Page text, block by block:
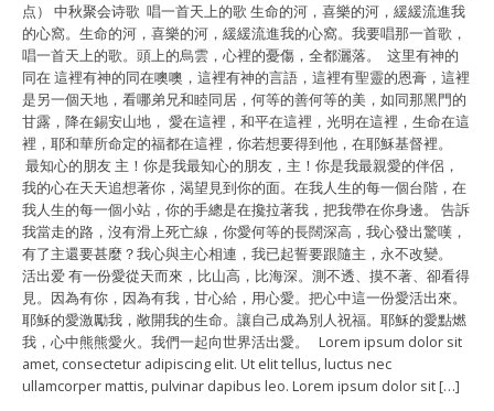
点） 中秋聚会诗歌 唱一首天上的歌 生命的河，喜樂的河，緩緩流進我
的心窩。生命的河，喜樂的河，緩緩流進我的心窩。我要唱那一首歌，
唱一首天上的歌。頭上的烏雲，心裡的憂傷，全都灑落。 这里有神的
同在 這裡有神的同在噢噢，這裡有神的言語，這裡有聖靈的恩膏，這裡
是另一個天地，看哪弟兄和睦同居，何等的善何等的美，如同那黑門的
甘露，降在錫安山地， 愛在這裡，和平在這裡，光明在這裡，生命在這
裡，耶和華所命定的福都在這裡，你若想要得到他，在耶穌基督裡。
最知心的朋友 主！你是我最知心的朋友，主！你是我最親愛的伴侶，
我的心在天天追想著你，渴望見到你的面。在我人生的每一個台階，在
我人生的每一個小站，你的手總是在攙拉著我，把我帶在你身邊。 告訴
我當走的路，沒有滑上死亡線，你愛何等的長闊深高，我心發出驚嘆，
有了主還要甚麼？我心與主心相連，我已起誓要跟隨主，永不改變。
活出爱 有一份愛從天而來，比山高，比海深。測不透、摸不著、卻看得
見。因為有你，因為有我，甘心給，用心愛。把心中這一份愛活出來。
耶穌的愛激勵我，敞開我的生命。讓自己成為別人祝福。耶穌的愛點燃
我，心中熊熊愛火。我們一起向世界活出愛。 Lorem ipsum dolor sit
amet, consectetur adipiscing elit. Ut elit tellus, luctus nec
ullamcorper mattis, pulvinar dapibus leo. Lorem ipsum dolor sit […]